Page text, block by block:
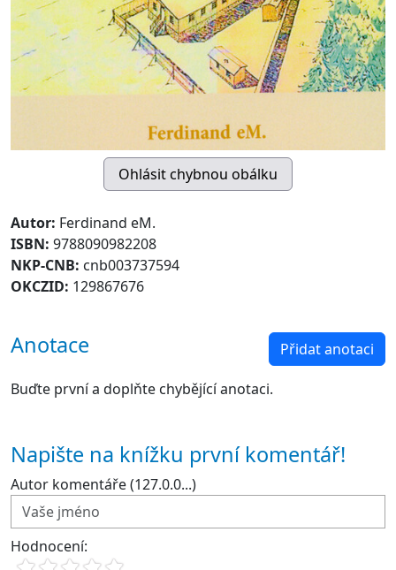
Autor: Ferdinand eM.
ISBN: 9788090982208
NKP-CNB: cnb003737594
OKCZID: 129867676
Anotace Přidat anotaci
Buďte první a doplňte chybějící anotaci.
Napište na knížku první komentář!
Autor komentáře (127.0.0...)
Hodnocení: